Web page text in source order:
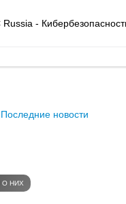
Russia -
Последние новости
НИХ